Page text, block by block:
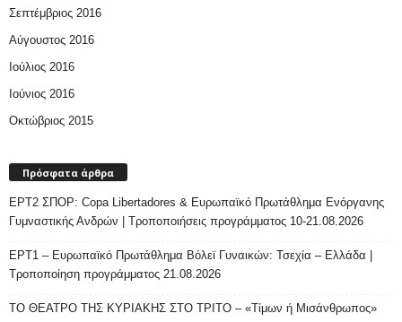
Σεπτέμβριος 2016
Αύγουστος 2016
Ιούλιος 2016
Ιούνιος 2016
Οκτώβριος 2015
Πρόσφατα άρθρα
ΕΡΤ2 ΣΠΟΡ: Copa Libertadores & Ευρωπαϊκό Πρωτάθλημα Ενόργανης
Γυμναστικής Ανδρών | Τροποποιήσεις προγράμματος 10-21.08.2026
ΕΡΤ1 – Ευρωπαϊκό Πρωτάθλημα Βόλεϊ Γυναικών: Τσεχία – Ελλάδα |
Τροποποίηση προγράμματος 21.08.2026
ΤΟ ΘΕΑΤΡΟ ΤΗΣ ΚΥΡΙΑΚΗΣ ΣΤΟ ΤΡΙΤΟ – «Τίμων ή Μισάνθρωπος»